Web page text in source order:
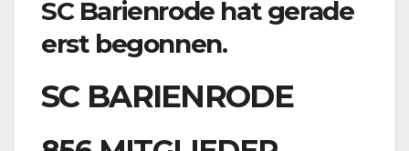
SC Barienrode hat gerade
erst begonnen.
SC BARIENRODE